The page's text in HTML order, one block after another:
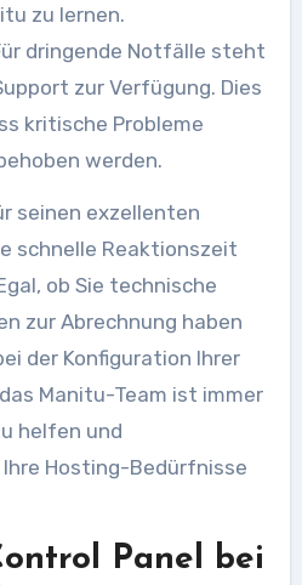
zu lernen.
dringende Notfälle steht
zur Verfügung. Dies
kritische Probleme
werden.
seinen exzellenten
schnelle Reaktionszeit
ob Sie technische
zur Abrechnung haben
der Konfiguration Ihrer
Manitu-Team ist immer
helfen und
Hosting-Bedürfnisse
Panel bei